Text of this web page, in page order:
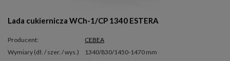
Lada cukiernicza WCh-1/CP 1340 ESTERA
Producent:
CEBEA
wymiary (dł. / szer. / wys.)
1340/830/1450-1470 mm